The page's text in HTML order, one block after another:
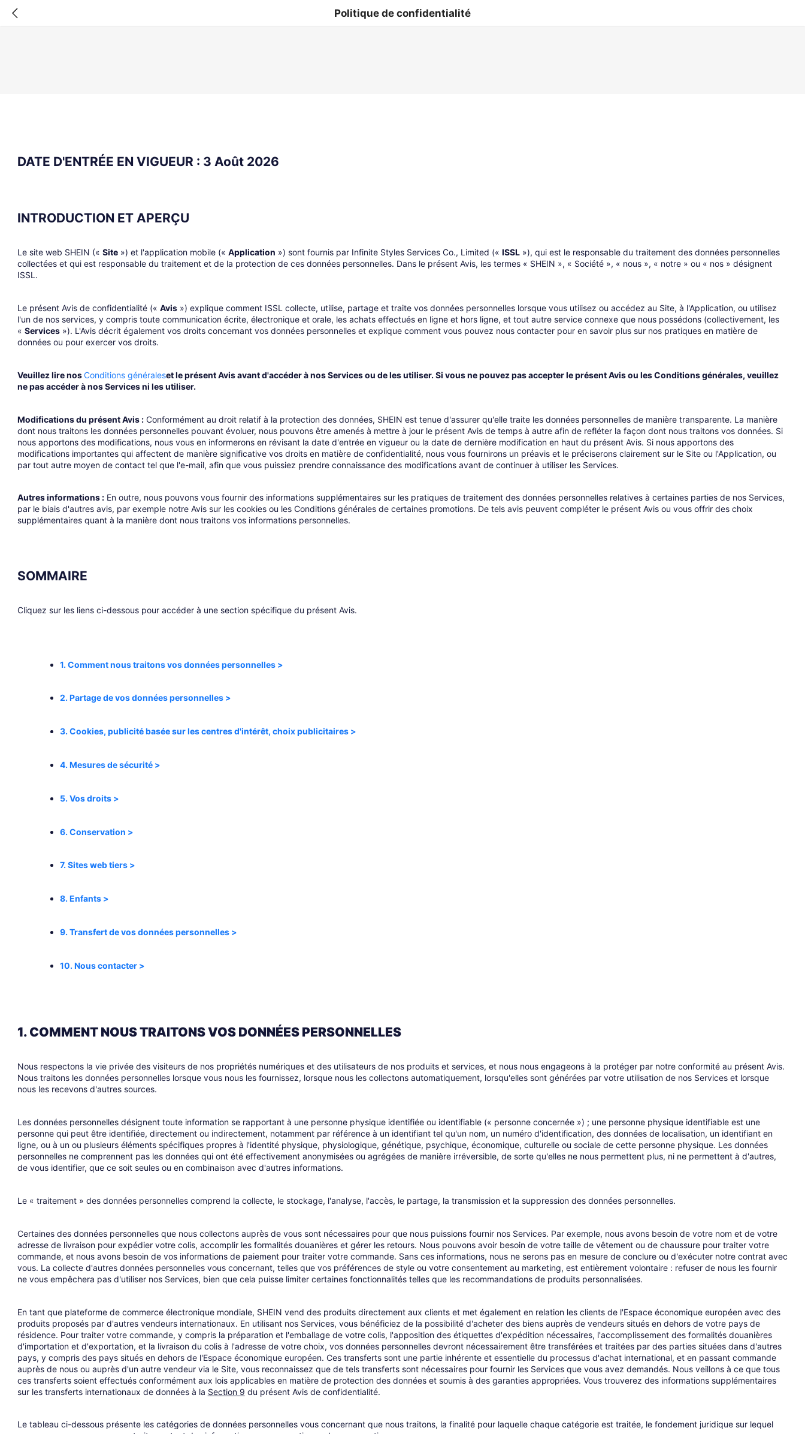
Politique de confidentialité
DATE D'ENTRÉE EN VIGUEUR : 3 Août 2026
INTRODUCTION ET APERÇU
Le site web SHEIN (« Site») et l'application mobile (« Application ») sont fournis par Infinite Styles Services Co., Limited (« ISSL»), qui est le responsable du traitement des données personnelles
collectées et qui est responsable du traitement et de la protection de ces données personnelles. Dans le présent Avis, les termes « SHEIN », « Société », « nous », « notre » ou « nos » désignent
ISSL.
Le présent Avis de confidentialité (« Avis») explique comment ISSL collecte, utilise, partage et traite vos données personnelles lorsque vous utilisez ou accédez au Site, à l'Application, ou utilisez
l'un de nos services, y compris toute communication écrite, électronique et orale, les achats effectués en ligne et hors ligne, et tout autre service connexe que nous possédons (collectivement, les
« Services»). L'Avis décrit également vos droits concernant vos données personnelles et explique comment vous pouvez nous contacter pour en savoir plus sur nos pratiques en matière de
données ou pour exercer vos droits.
Veuillez lire nosConditions généraleset le présent Avis avant d'accéder à nos Services ou de les utiliser. Si vous ne pouvez pas accepter le présent Avis ou les Conditions générales, veuillez
ne pas accéder à nos Services ni les utiliser.
Modifications du présent Avis :Conformément au droit relatif à la protection des données, SHEIN est tenue d'assurer qu'elle traite les données personnelles de manière transparente. La manière
dont nous traitons les données personnelles pouvant évoluer, nous pouvons être amenés à mettre à jour le présent Avis de temps à autre afin de refléter la façon dont nous traitons vos données. Si
nous apportons des modifications, nous vous en informerons en révisant la date d'entrée en vigueur ou la date de dernière modification en haut du présent Avis. Si nous apportons des
modifications importantes qui affectent de manière significative vos droits en matière de confidentialité, nous vous fournirons un préavis et le préciserons clairement sur le Site ou l'Application, ou
par tout autre moyen de contact tel que l'e-mail, afin que vous puissiez prendre connaissance des modifications avant de continuer à utiliser les Services.
Autres informations :En outre, nous pouvons vous fournir des informations supplémentaires sur les pratiques de traitement des données personnelles relatives à certaines parties de nos Services,
par le biais d'autres avis, par exemple notre Avis sur les cookies ou les Conditions générales de certaines promotions. De tels avis peuvent compléter le présent Avis ou vous offrir des choix
supplémentaires quant à la manière dont nous traitons vos informations personnelles.
SOMMAIRE
Cliquez sur les liens ci-dessous pour accéder à une section spécifique du présent Avis.
1. Comment nous traitons vos données personnelles >
2. Partage de vos données personnelles >
3. Cookies, publicité basée sur les centres d'intérêt, choix publicitaires >
4. Mesures de sécurité >
5. Vos droits >
6. Conservation >
7. Sites web tiers >
8. Enfants >
9. Transfert de vos données personnelles >
10. Nous contacter >
1. COMMENT NOUS TRAITONS VOS DONNÉES PERSONNELLES
Nous respectons la vie privée des visiteurs de nos propriétés numériques et des utilisateurs de nos produits et services, et nous nous engageons à la protéger par notre conformité au présent Avis.
Nous traitons les données personnelles lorsque vous nous les fournissez, lorsque nous les collectons automatiquement, lorsqu'elles sont générées par votre utilisation de nos Services et lorsque
nous les recevons d'autres sources.
Les données personnelles désignent toute information se rapportant à une personne physique identifiée ou identifiable (« personne concernée ») ; une personne physique identifiable est une
personne qui peut être identifiée, directement ou indirectement, notamment par référence à un identifiant tel qu'un nom, un numéro d'identification, des données de localisation, un identifiant en
ligne, ou à un ou plusieurs éléments spécifiques propres à l'identité physique, physiologique, génétique, psychique, économique, culturelle ou sociale de cette personne physique. Les données
personnelles ne comprennent pas les données qui ont été effectivement anonymisées ou agrégées de manière irréversible, de sorte qu'elles ne nous permettent plus, ni ne permettent à d'autres,
de vous identifier, que ce soit seules ou en combinaison avec d'autres informations.
Le « traitement » des données personnelles comprend la collecte, le stockage, l'analyse, l'accès, le partage, la transmission et la suppression des données personnelles.
Certaines des données personnelles que nous collectons auprès de vous sont nécessaires pour que nous puissions fournir nos Services. Par exemple, nous avons besoin de votre nom et de votre
adresse de livraison pour expédier votre colis, accomplir les formalités douanières et gérer les retours. Nous pouvons avoir besoin de votre taille de vêtement ou de chaussure pour traiter votre
commande, et nous avons besoin de vos informations de paiement pour traiter votre commande. Sans ces informations, nous ne serons pas en mesure de conclure ou d'exécuter notre contrat avec
vous. La collecte d'autres données personnelles vous concernant, telles que vos préférences de style ou votre consentement au marketing, est entièrement volontaire : refuser de nous les fournir
ne vous empêchera pas d'utiliser nos Services, bien que cela puisse limiter certaines fonctionnalités telles que les recommandations de produits personnalisées.
En tant que plateforme de commerce électronique mondiale, SHEIN vend des produits directement aux clients et met également en relation les clients de l'Espace économique européen avec des
produits proposés par d'autres vendeurs internationaux. En utilisant nos Services, vous bénéficiez de la possibilité d'acheter des biens auprès de vendeurs situés en dehors de votre pays de
résidence. Pour traiter votre commande, y compris la préparation et l'emballage de votre colis, l'apposition des étiquettes d'expédition nécessaires, l'accomplissement des formalités douanières
d'importation et d'exportation, et la livraison du colis à l'adresse de votre choix, vos données personnelles devront nécessairement être transférées et traitées par des parties situées dans d'autres
pays, y compris des pays situés en dehors de l'Espace économique européen. Ces transferts sont une partie inhérente et essentielle du processus d'achat international, et en passant commande
auprès de nous ou auprès d'un autre vendeur via le Site, vous reconnaissez que de tels transferts sont nécessaires pour fournir les Services que vous avez demandés. Nous veillons à ce que tous
ces transferts soient effectués conformément aux lois applicables en matière de protection des données et soumis à des garanties appropriées. Vous trouverez des informations supplémentaires
sur les transferts internationaux de données à la Section 9 du présent Avis de confidentialité.
Le tableau ci-dessous présente les catégories de données personnelles vous concernant que nous traitons, la finalité pour laquelle chaque catégorie est traitée, le fondement juridique sur lequel